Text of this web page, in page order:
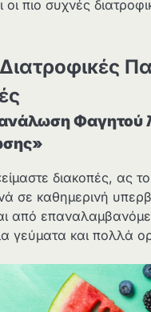
πιο συχνές
Φαγητού
διακοπές, ας
σε καθημερινή
από
γεύματα και πολλά